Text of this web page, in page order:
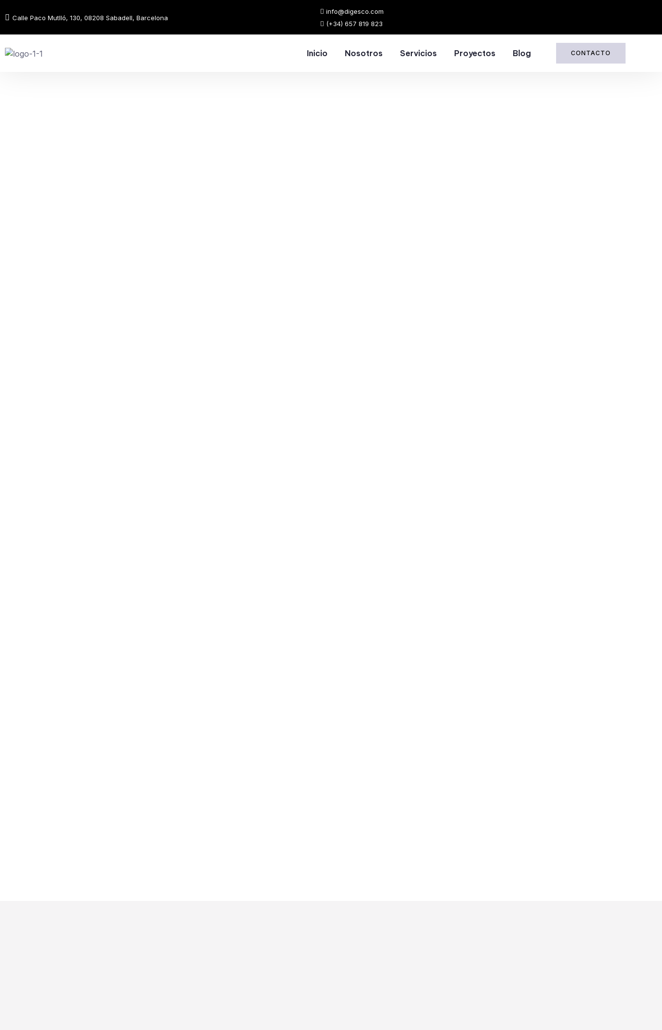
contenido
Calle Paco Mutlló, 130, 08208 Sabadell, Barcelona
info@digesco.com
(+34) 657 819 823
Inicio Nosotros Servicios Proyectos Blog CONTACTO